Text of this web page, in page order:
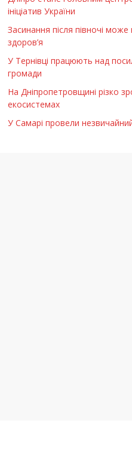
ініціатив України
Засинання після півночі
здоров’я
У Тернівці працюють над
громади
На Дніпропетровщині різко
екосистемах
У Самарі провели